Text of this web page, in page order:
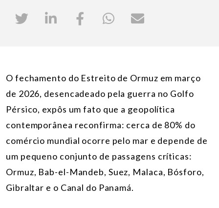
O fechamento do Estreito de Ormuz em março
de 2026, desencadeado pela guerra no Golfo
Pérsico, expôs um fato que a geopolítica
contemporânea reconfirma: cerca de 80% do
comércio mundial ocorre pelo mar e depende de
um pequeno conjunto de passagens críticas:
Ormuz, Bab-el-Mandeb, Suez, Malaca, Bósforo,
Gibraltar e o Canal do Panamá.